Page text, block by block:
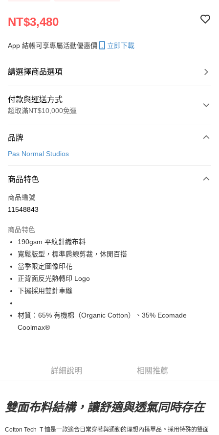
NT$3,480
App 結帳可享專屬活動優惠價 立即下載
請選擇商品選項
付款與運送方式
超取滿NT$10,000免運
信用卡一次付款
LINE Pay
Apple Pay
運送方式
全家店到店
每筆NT$80，滿NT$10,000(含以上)免運費
付款後全家取貨
7-11店到店
每筆NT$80，滿NT$10,000(含以上)免運費
品牌
Pas Normal Studios
商品特色
商品編號
11548843
商品特色
190gsm 平紋針織布料
寬鬆版型，標準肩線剪裁，休閒百搭
當季限定圖像印花
正背面反光熱轉印 Logo
下擺採用雙針車縫
材質：65% 有機棉（Organic Cotton）、35% Ecomade
Coolmax®
詳細說明 相關推薦
雙面布料結構，讓舒適與透氣同時存在
Cotton Tech T 恤是一款適合日常穿著與通勤的理想內搭單品。採用特殊的雙面